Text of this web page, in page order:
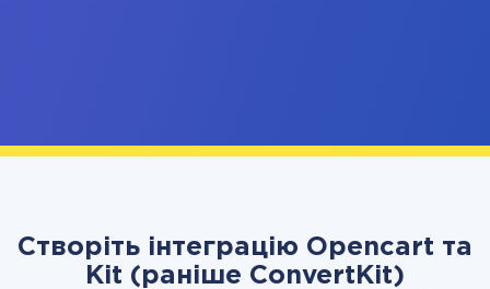
Створіть інтеграцію Opencart та
Kit (раніше ConvertKit)